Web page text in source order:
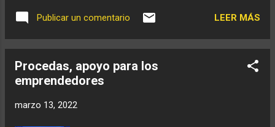
Publicar un comentario LEER MÁS
Procedas, apoyo para los
emprendedores
marzo 13, 2022